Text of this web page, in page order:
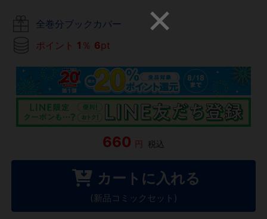
全巻分ブックカバー
ポイント 1 ％ 6pt
660 円 税込
カートに入れる
(新品コミックセット)